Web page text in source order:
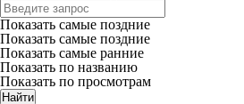
Показать самые поздние
Показать самые поздние
Показать самые ранние
Показать по названию
Показать по просмотрам